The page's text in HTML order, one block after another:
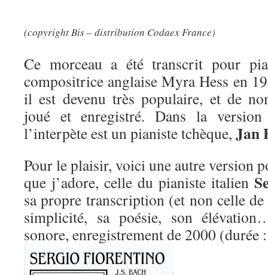
(copyright Bis – distribution Codaex France)
Ce morceau a été transcrit pour
compositrice anglaise Myra Hess en
il est devenu très populaire, et de
joué et enregistré. Dans la version
l’interpète est un pianiste tchèque, Jan
Pour le plaisir, voici une autre version
que j’adore, celle du pianiste italien
sa propre transcription (et non celle
simplicité, sa poésie, son
sonore, enregistrement de 2000 (durée